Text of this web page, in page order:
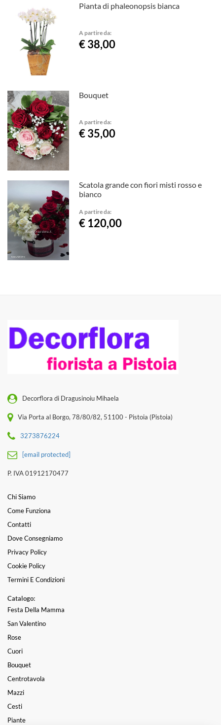
Pianta di phaleonopsis bianca
A partire da:
€ 38,00
Bouquet
A partire da:
€ 35,00
Scatola grande con fiori misti rosso e
bianco
A partire da:
€ 120,00
Decorflora di Dragusinoiu Mihaela
Via Porta al Borgo, 78/80/82, 51100 - Pistoia (Pistoia)
3273876224
[email protected]
P. IVA 01912170477
Chi Siamo
Come Funziona
Contatti
Dove Consegniamo
Privacy Policy
Cookie Policy
Termini E Condizioni
Catalogo:
Festa Della Mamma
San Valentino
Rose
Cuori
Bouquet
Centrotavola
Mazzi
Cesti
Piante